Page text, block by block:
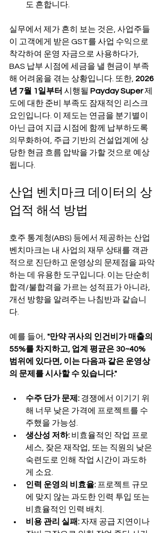
도 흔합니다.
실무에서 제가 흔히 보는 것은, 사업주들
이 고객에게 받은 GST를 사업 수익으로
착각하여 운영 자금으로 사용하다가,
BAS 납부 시점에 세금을 낼 현금이 부족
해 어려움을 겪는 상황입니다. 또한, 2026
년 7월 1일부터 시행될 Payday Super 제
도에 대한 준비 부족도 잠재적인 리스크
요인입니다. 이 제도는 연금을 분기별이
아닌 급여 지급 시점에 함께 납부하도록
의무화하여, 주급 기반의 건설업계에 상
당한 현금 흐름 압박을 가할 것으로 예상
됩니다.
산업 벤치마크 데이터의 상
업적 해석 방법
호주 통계청(ABS) 등에서 제공하는 산업
벤치마크는 내 사업의 재무 상태를 객관
적으로 진단하고 운영상의 문제점을 파악
하는 데 유용한 도구입니다. 이는 단순히
합격/불합격을 가르는 성적표가 아니라,
개선 방향을 알려주는 나침반과 같습니
다.
예를 들어, "만약 귀사의 인건비가 매출의
55%를 차지하고, 업계 평균은 30~40%
범위에 있다면, 이는 다음과 같은 운영상
의 문제를 시사할 수 있습니다."
수주 단가 문제: 경쟁에서 이기기 위
해 너무 낮은 가격에 프로젝트를 수
주했을 가능성.
생산성 저하: 비효율적인 작업 프로
세스, 잦은 재작업, 또는 직원의 낮은
숙련도로 인해 작업 시간이 과도하
게 소요.
인력 운영의 비효율: 프로젝트 규모
에 맞지 않는 과도한 인력 투입 또는
비효율적인 인력 배치.
비용 관리 실패: 자재 공급 지연이나